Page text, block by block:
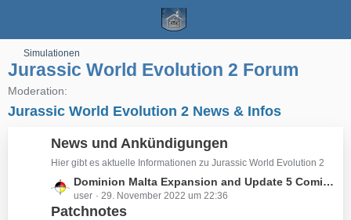
Simulationen
Jurassic World Evolution 2 Forum
Moderation:
Jurassic World Evolution 2 News & Infos
News und Ankündigungen
Hier gibt es aktuelle Informationen zu Jurassic World Evolution 2
L
t
Dominion Malta Expansion and Update 5 Coming December 8th 2022
user 29. November 2022 um 22:36
Patchnotes